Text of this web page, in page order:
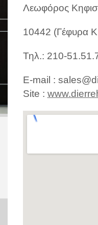
Λεωφόρος
10442 (Γέφυρα
Τηλ.: 210-
E-mail :
Site :